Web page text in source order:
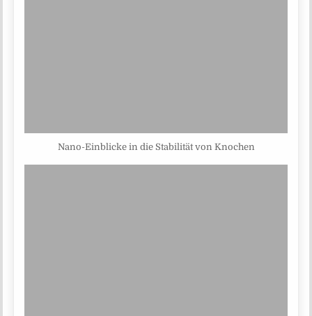
Nano-Einblicke in die Stabilität von Knochen